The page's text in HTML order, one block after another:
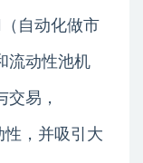
自动化做市
流动性池机
易，
性，并吸引大